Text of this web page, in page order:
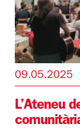
09.05.2025
L’Ateneu